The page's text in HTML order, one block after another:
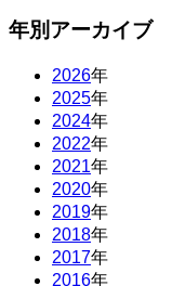
年別アーカイブ
2026年
2025年
2024年
2022年
2021年
2020年
2019年
2018年
2017年
2016年